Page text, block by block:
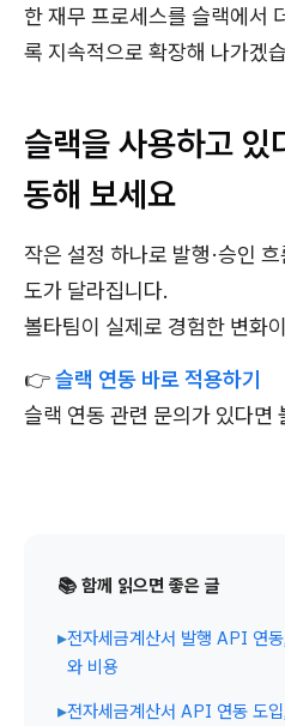
한 재무 프로세스를 슬랙에서
록 지속적으로 확장해 나가겠
슬랙을 사용하고 있
동해 보세요
작은 설정 하나로 발행·승인
도가 달라집니다.
볼타팀이 실제로 경험한 변화
👉슬랙 연동 바로 적용하기
슬랙 연동 관련 문의가 있다면
📚 함께 읽으면 좋은 글
▸전자세금계산서 발행 API 연
와 비용
▸전자세금계산서 API 연동 도